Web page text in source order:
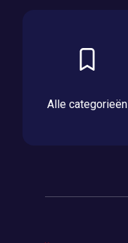
Alle categorieën